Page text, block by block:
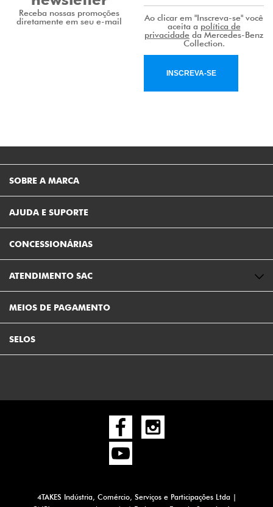
Receba nossas promoções
diretamente em seu e-mail Ao clicar em "Inscreva-se" você
aceita a política de
privacidade da Mercedes-Benz
Collection.
INSCREVA-SE
SOBRE A MARCA
AJUDA E SUPORTE
CONCESSIONÁRIAS
ATENDIMENTO SAC
MEIOS DE PAGAMENTO
SELOS
4TAKES Indústria, Comércio, Serviços e Participações Ltda |